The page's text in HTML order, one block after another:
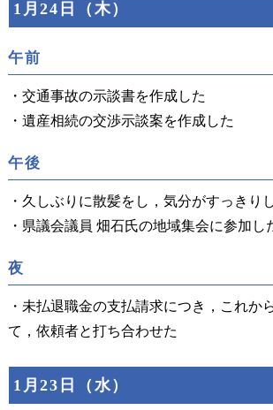
1月24日（木）
午前
・交通事故の示談書を作成した
・遺産相続の交渉示談案を作成した
午後
・久しぶりに散髪をし，気分がすっきり
・県議会議員 畑石氏の地域集会に参加し
夜
・未払退職金の支払請求につき，これか
て，依頼者と打ち合わせた
1月23日（水）